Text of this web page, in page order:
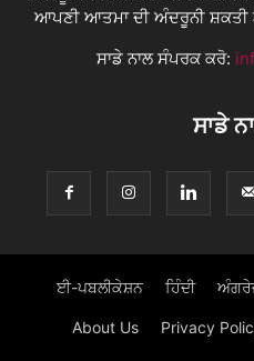
ਆਪਣੀ ਆਤਮਾ ਦੀ ਅੰਦਰੂਨੀ ਸ਼ਕਤੀ
ਸਾਡੇ ਨਾਲ ਸੰਪਰਕ ਕਰੋ:
ਸਾਡੇ
ਈ-ਪਬਲੀਕੇਸ਼ਨ ਹਿੰਦੀ
About Us Privacy